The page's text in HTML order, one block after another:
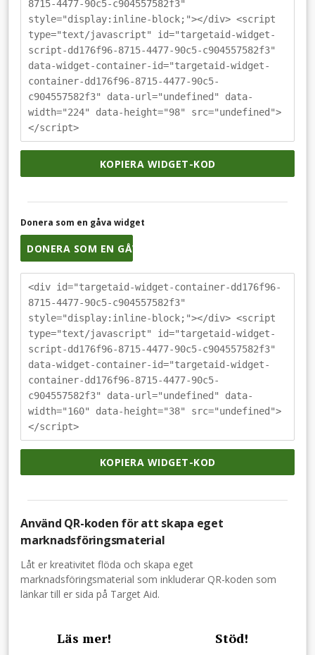
8715-4477-90c5-c904557582f3"
style="display:inline-block;"></div> <script
type="text/javascript" id="targetaid-widget-
script-dd176f96-8715-4477-90c5-c904557582f3"
data-widget-container-id="targetaid-widget-
container-dd176f96-8715-4477-90c5-
c904557582f3" data-url="undefined" data-
width="224" data-height="98" src="undefined">
</script>
KOPIERA WIDGET-KOD
Donera som en gåva widget
DONERA SOM EN GÅVA
<div id="targetaid-widget-container-dd176f96-
8715-4477-90c5-c904557582f3"
style="display:inline-block;"></div> <script
type="text/javascript" id="targetaid-widget-
script-dd176f96-8715-4477-90c5-c904557582f3"
data-widget-container-id="targetaid-widget-
container-dd176f96-8715-4477-90c5-
c904557582f3" data-url="undefined" data-
width="160" data-height="38" src="undefined">
</script>
KOPIERA WIDGET-KOD
Använd QR-koden för att skapa eget
marknadsföringsmaterial
Låt er kreativitet flöda och skapa eget
marknadsföringsmaterial som inkluderar QR-koden som
länkar till er sida på Target Aid.
Läs mer! Stöd!